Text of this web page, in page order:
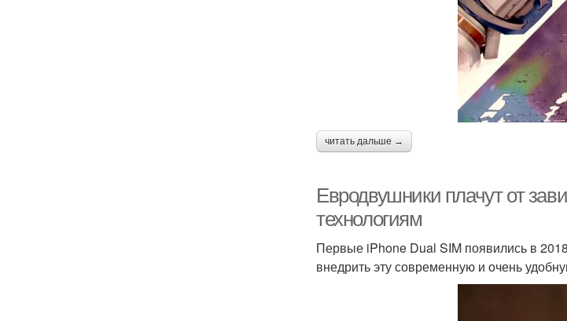
читать дальше →
Евродвушники плачут от
технологиям
Первые iPhone Dual SIM появились в
внедрить эту современную и очень